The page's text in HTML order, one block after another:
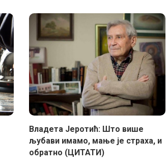
Владета Јеротић: Што више
љубави имамо, мање је страха, и
обратно (ЦИТАТИ)